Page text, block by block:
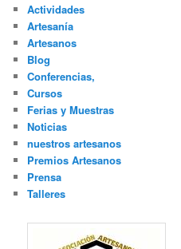
Actividades
Artesanía
Artesanos
Blog
Conferencias,
Cursos
Ferias y Muestras
Noticias
nuestros artesanos
Premios Artesanos
Prensa
Talleres